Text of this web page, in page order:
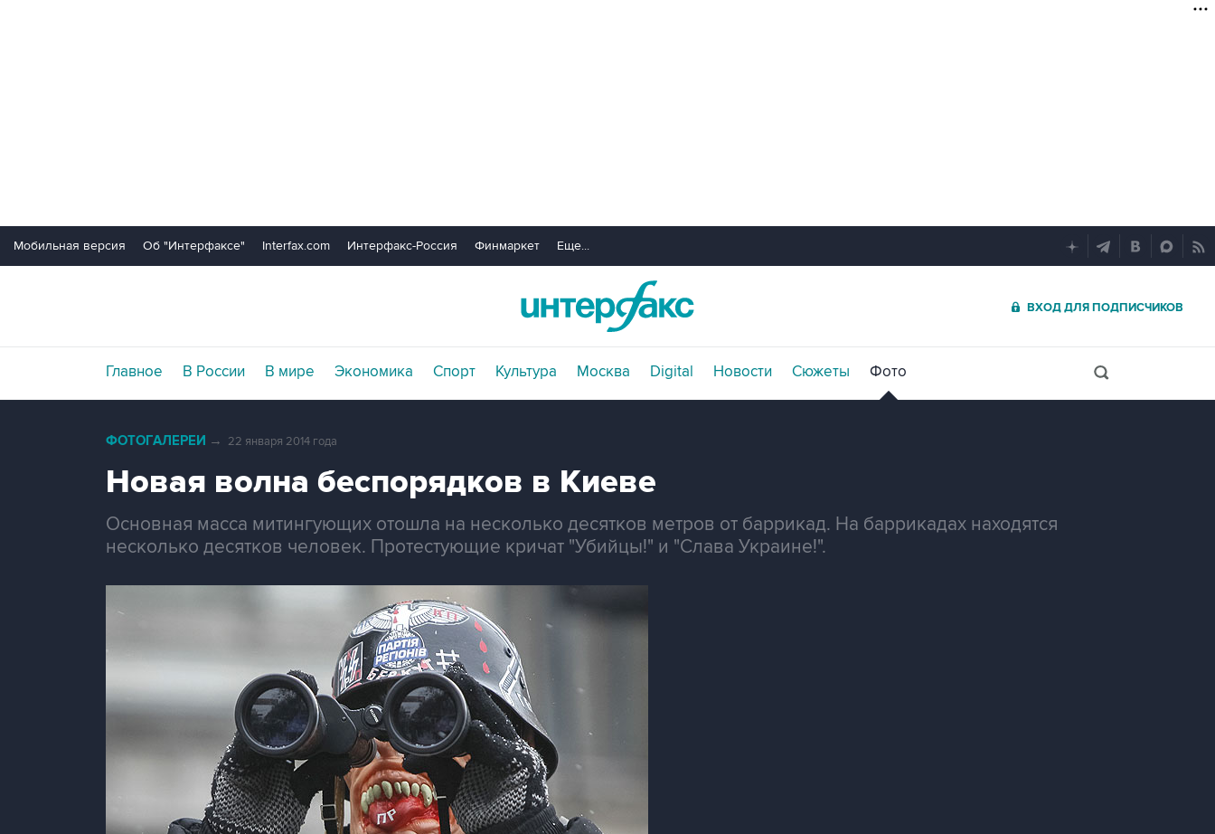
Мобильная версия Об "Интерфаксе" Interfax.com Интерфакс-Россия Финмаркет Еще...
ВХОД ДЛЯ ПОДПИСЧИКОВ
Главное В России В мире Экономика Спорт Культура Москва Digital Новости Сюжеты Фото
ФОТОГАЛЕРЕИ → 22 января 2014 года
Новая волна беспорядков в Киеве
Основная масса митингующих отошла на несколько десятков метров от баррикад. На баррикадах находятся
несколько десятков человек. Протестующие кричат "Убийцы!" и "Слава Украине!".